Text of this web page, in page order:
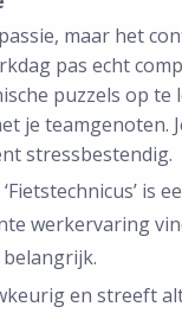
maar het
pas echt
puzzels op te
je teamgenoten.
stressbestendig.
is
werkervaring
en streeft